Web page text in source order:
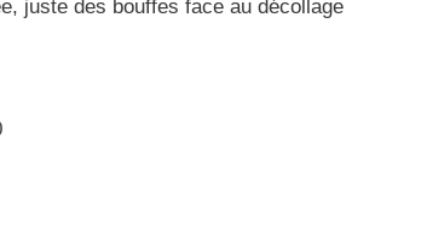
juste des bouffes face au décollage